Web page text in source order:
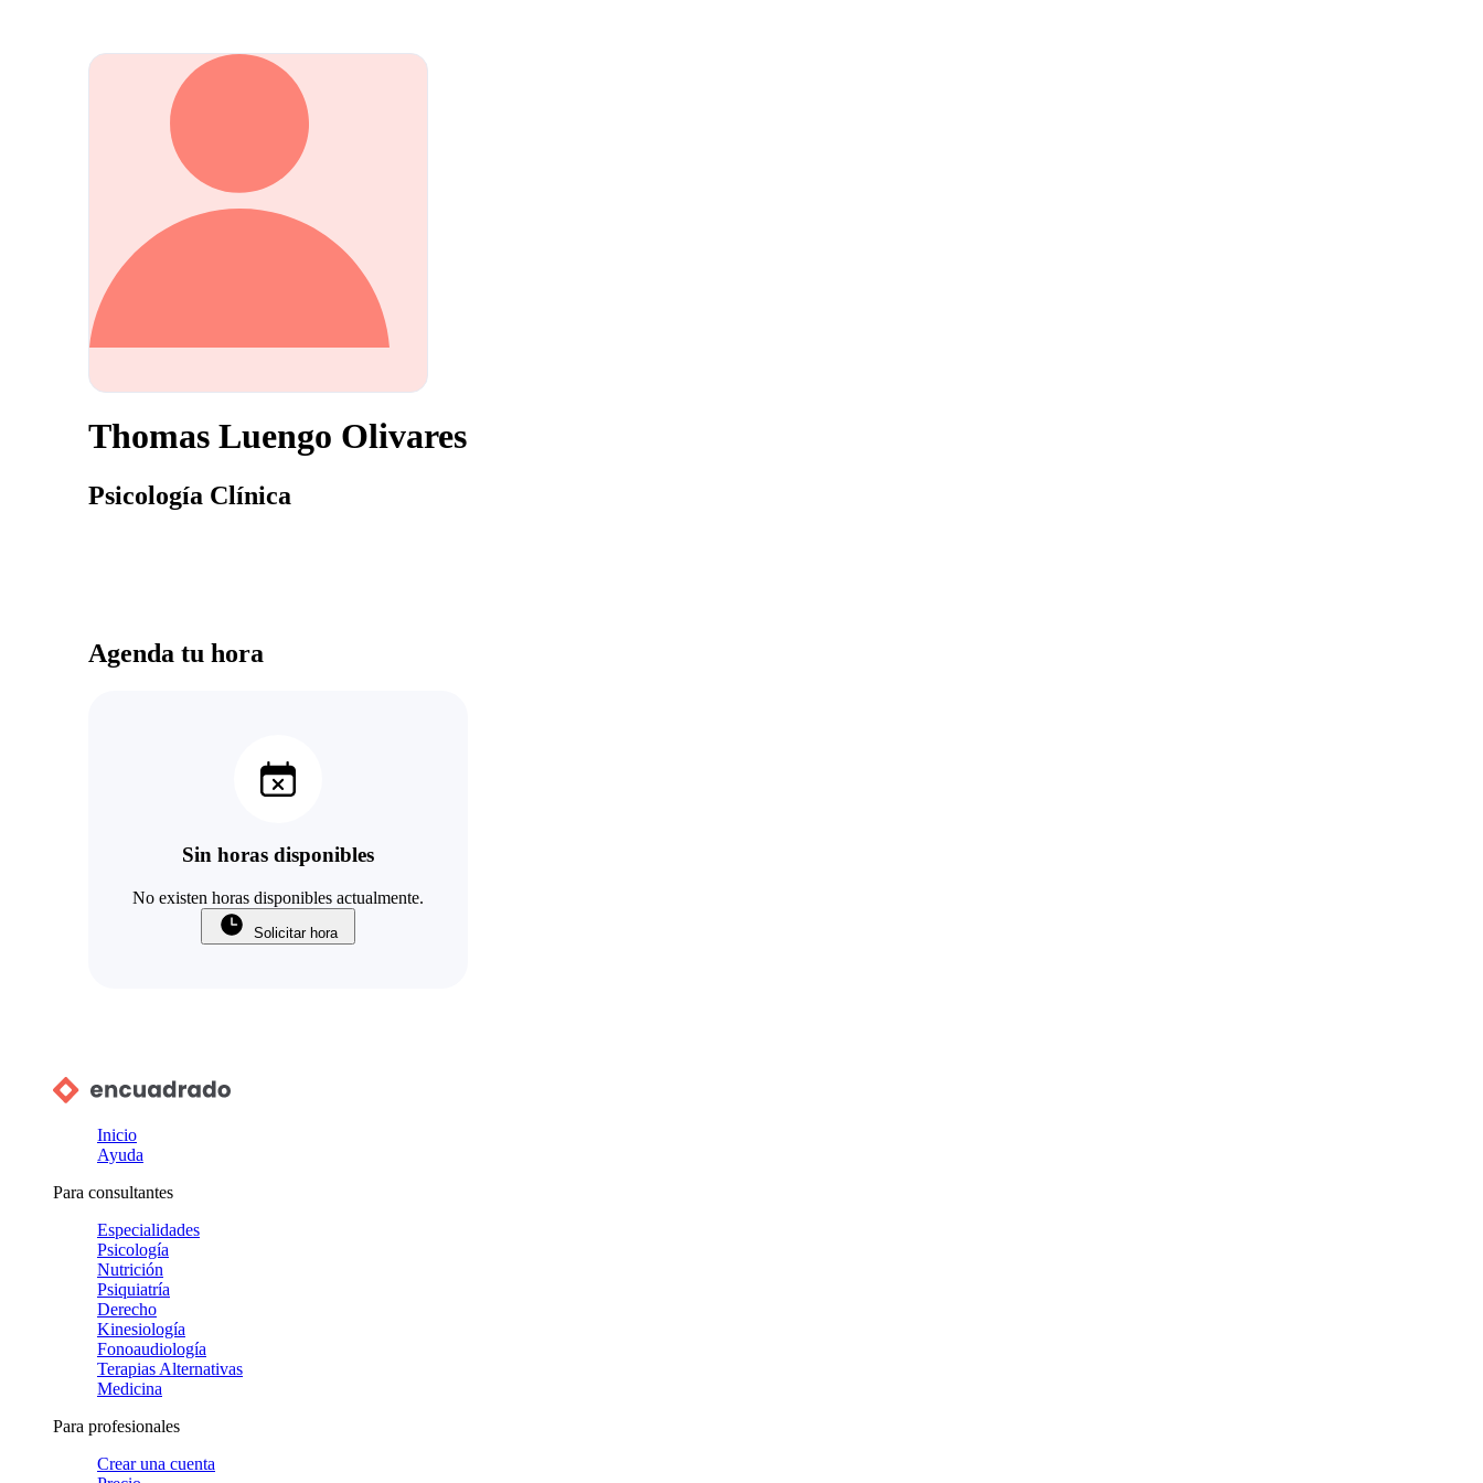
Thomas Luengo Olivares
Psicología Clínica
Agenda tu hora
Sin horas disponibles
No existen horas disponibles actualmente.
Solicitar hora
Inicio
Ayuda
Para consultantes
Especialidades
Psicología
Nutrición
Psiquiatría
Derecho
Kinesiología
Fonoaudiología
Terapias Alternativas
Medicina
Para profesionales
Crear una cuenta